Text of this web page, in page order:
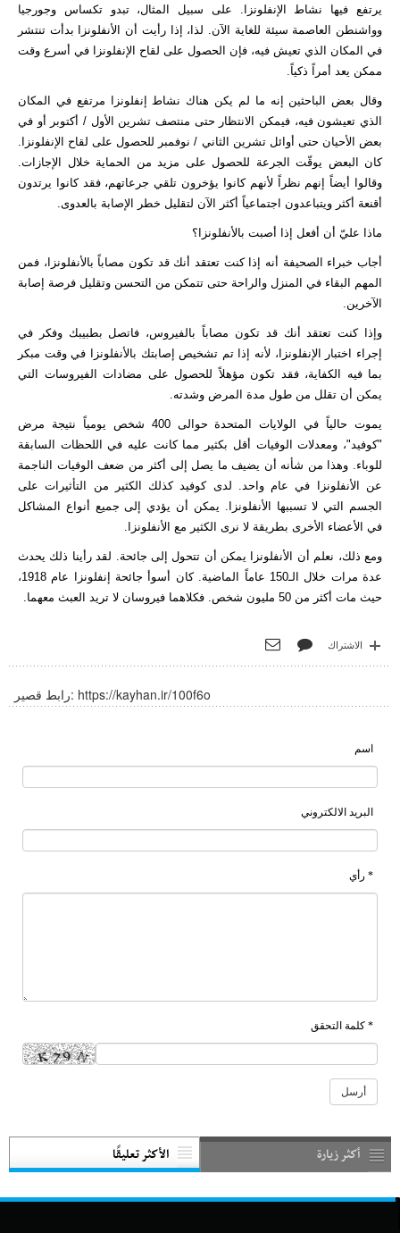
يرتفع فيها نشاط الإنفلونزا. على سبيل المثال، تبدو تكساس وجورجيا
وواشنطن العاصمة سيئة للغاية الآن. لذا، إذا رأيت أن الأنفلونزا بدأت تنتشر
في المكان الذي تعيش فيه، فإن الحصول على لقاح الإنفلونزا في أسرع وقت
ممكن يعد أمراً ذكياً.
وقال بعض الباحثين إنه ما لم يكن هناك نشاط إنفلونزا مرتفع في المكان
الذي تعيشون فيه، فيمكن الانتظار حتى منتصف تشرين الأول / أكتوبر أو في
بعض الأحيان حتى أوائل تشرين الثاني / نوفمبر للحصول على لقاح الإنفلونزا.
كان البعض يوقّت الجرعة للحصول على مزيد من الحماية خلال الإجازات.
وقالوا أيضاً إنهم نظراً لأنهم كانوا يؤخرون تلقي جرعاتهم، فقد كانوا يرتدون
أقنعة أكثر ويتباعدون اجتماعياً أكثر الآن لتقليل خطر الإصابة بالعدوى.
ماذا عليّ أن أفعل إذا أصبت بالأنفلونزا؟
أجاب خبراء الصحيفة أنه إذا كنت تعتقد أنك قد تكون مصاباً بالأنفلونزا، فمن
المهم البقاء في المنزل والراحة حتى تتمكن من التحسن وتقليل فرصة إصابة
الآخرين.
وإذا كنت تعتقد أنك قد تكون مصاباً بالفيروس، فاتصل بطبيبك وفكر في
إجراء اختبار الإنفلونزا، لأنه إذا تم تشخيص إصابتك بالأنفلونزا في وقت مبكر
بما فيه الكفاية، فقد تكون مؤهلاً للحصول على مضادات الفيروسات التي
يمكن أن تقلل من طول مدة المرض وشدته.
يموت حالياً في الولايات المتحدة حوالى 400 شخص يومياً نتيجة مرض
"كوفيد"، ومعدلات الوفيات أقل بكثير مما كانت عليه في اللحظات السابقة
للوباء. وهذا من شأنه أن يضيف ما يصل إلى أكثر من ضعف الوفيات الناجمة
عن الأنفلونزا في عام واحد. لدى كوفيد كذلك الكثير من التأثيرات على
الجسم التي لا تسببها الأنفلونزا. يمكن أن يؤدي إلى جميع أنواع المشاكل
في الأعضاء الأخرى بطريقة لا نرى الكثير مع الأنفلونزا.
ومع ذلك، نعلم أن الأنفلونزا يمكن أن تتحول إلى جائحة. لقد رأينا ذلك يحدث
عدة مرات خلال الـ150 عاماً الماضية. كان أسوأ جائحة إنفلونزا عام 1918،
حيث مات أكثر من 50 مليون شخص. فكلاهما فيروسان لا تريد العبث معهما.
الاشتراك
رابط قصير: https://kayhan.ir/100f6o
اسم
البريد الالكتروني
* رأي
* كلمة التحقق
أكثر زيارة الأكثر تعليقًا